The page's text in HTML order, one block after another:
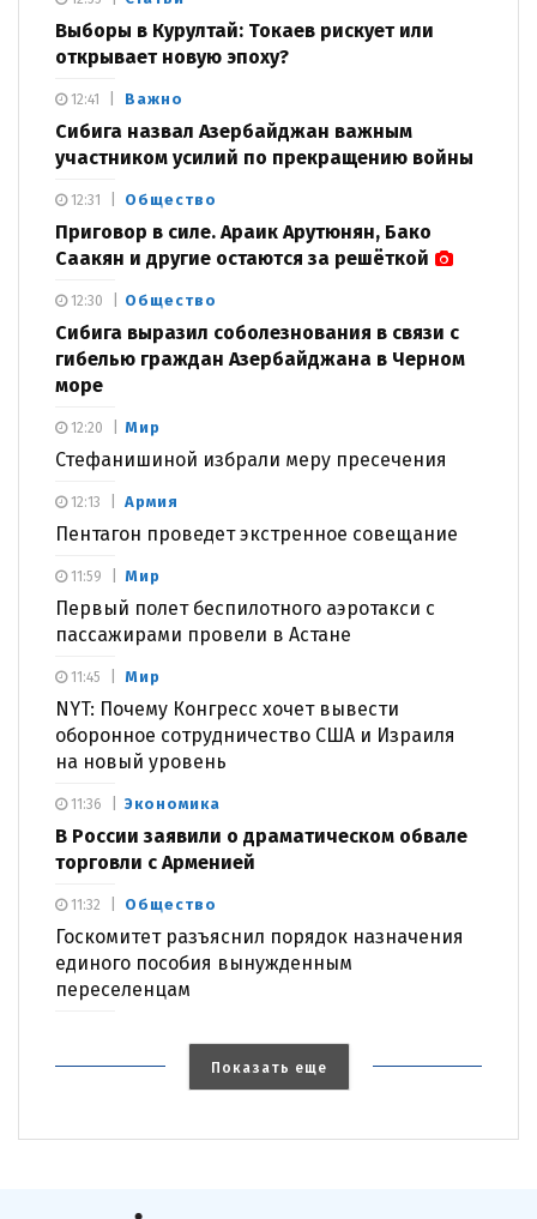
Выборы в Курултай: Токаев рискует или
открывает новую эпоху?
Важно
Сибига назвал Азербайджан важным
участником усилий по прекращению войны
12:41
Общество
Приговор в силе. Араик Арутюнян, Бако
Саакян и другие остаются за решёткой
12:31
Общество
Сибига выразил соболезнования в связи с
гибелью граждан Азербайджана в Черном
море
12:30
Мир
Стефанишиной избрали меру пресечения
12:20
Армия
Пентагон проведет экстренное совещание
12:13
Мир
Первый полет беспилотного аэротакси с
пассажирами провели в Астане
11:59
Мир
NYT: Почему Конгресс хочет вывести
оборонное сотрудничество США и Израиля
на новый уровень
11:45
Экономика
В России заявили о драматическом обвале
торговли с Арменией
11:36
Общество
Госкомитет разъяснил порядок назначения
единого пособия вынужденным
переселенцам
11:32
Показать еще